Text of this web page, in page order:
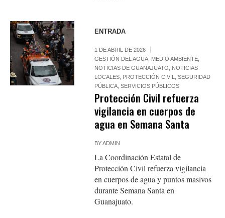
ENTRADA
1 DE ABRIL DE 2026
GESTIÓN DEL AGUA MEDIO AMBIENTE
NOTICIAS DE GUANAJUATO
NOTICIAS
LOCALES PROTECCIÓN CIVIL ,SEGURIDAD
PÚBLICA ,SERVICIOS PÚBLICOS
Protección Civil refuerza
vigilancia en cuerpos de
agua en Semana Santa
BYADMIN
La Coordinación Estatal de
Protección Civil refuerza vigilancia
en cuerpos de agua y puntos masivos
durante Semana Santa en
Guanajuato.